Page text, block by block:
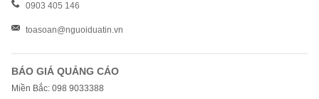
0903 405 146
toasoan@nguoiduatin.vn
BÁO GIÁ QUẢNG CÁO
Miền Bắc: 098 9033388